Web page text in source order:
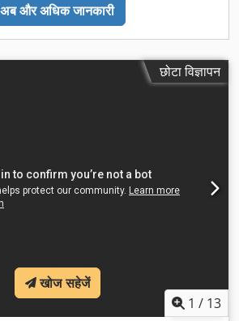
अब और अधिक जानकारी
छोटा विज्ञापन
1 / 13
खोज सहेजें